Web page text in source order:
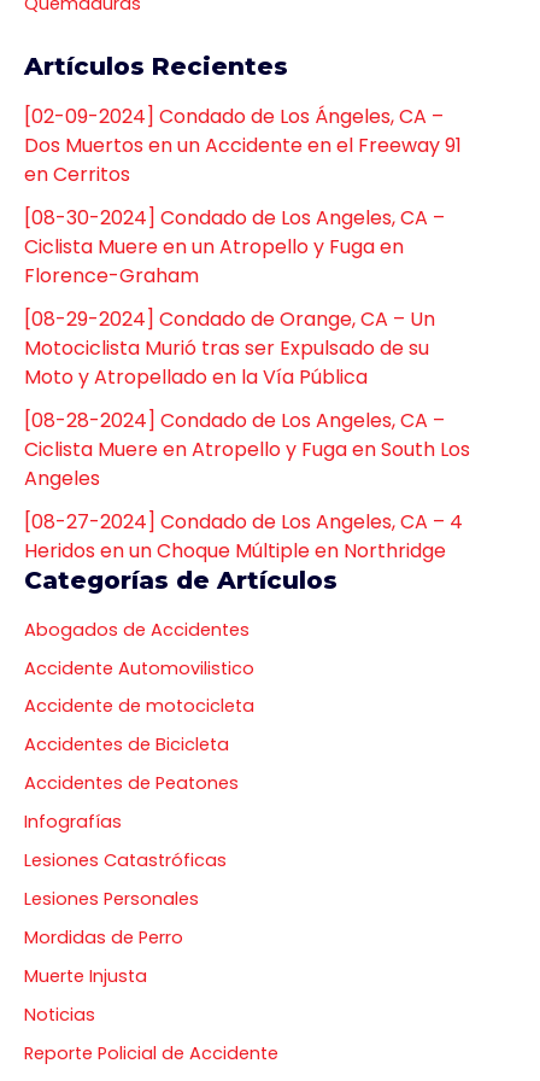
Artículos Recientes
[02-09-2024] Condado de Los Ángeles, CA –
Dos Muertos en un Accidente en el Freeway 91
en Cerritos
[08-30-2024] Condado de Los Angeles, CA –
Ciclista Muere en un Atropello y Fuga en
Florence-Graham
[08-29-2024] Condado de Orange, CA – Un
Motociclista Murió tras ser Expulsado de su
Moto y Atropellado en la Vía Pública
[08-28-2024] Condado de Los Angeles, CA –
Ciclista Muere en Atropello y Fuga en South Los
Angeles
[08-27-2024] Condado de Los Angeles, CA – 4
Heridos en un Choque Múltiple en Northridge
Categorías de Artículos
Abogados de Accidentes
Accidente Automovilistico
Accidente de motocicleta
Accidentes de Bicicleta
Accidentes de Peatones
Infografías
Lesiones Catastróficas
Lesiones Personales
Mordidas de Perro
Muerte Injusta
Noticias
Reporte Policial de Accidente